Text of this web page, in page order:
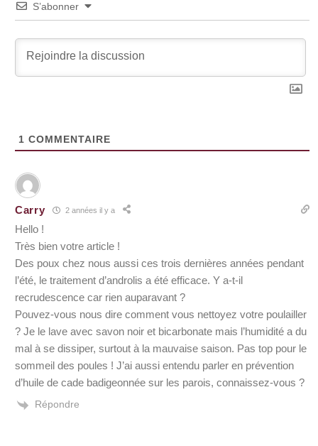
S’abonner
1 COMMENTAIRE
Carry 2 années il y a
Hello !
Très bien votre article !
Des poux chez nous aussi ces trois dernières années pendant
l’été, le traitement d’androlis a été efficace. Y a-t-il
recrudescence car rien auparavant ?
Pouvez-vous nous dire comment vous nettoyez votre poulailler
? Je le lave avec savon noir et bicarbonate mais l’humidité a du
mal à se dissiper, surtout à la mauvaise saison. Pas top pour le
sommeil des poules ! J’ai aussi entendu parler en prévention
d’huile de cade badigeonnée sur les parois, connaissez-vous ?
Répondre